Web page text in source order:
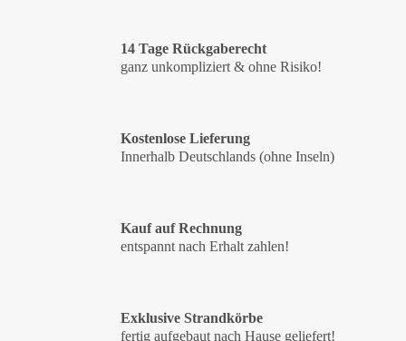
14 Tage Rückgaberecht
ganz unkompliziert & ohne Risiko!
Kostenlose Lieferung
Innerhalb Deutschlands (ohne Inseln)
Kauf auf Rechnung
entspannt nach Erhalt zahlen!
Exklusive Strandkörbe
fertig aufgebaut nach Hause geliefert!